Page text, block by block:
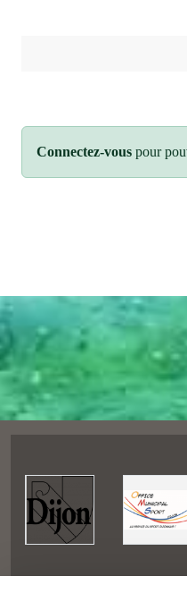
Connectez-vous pour